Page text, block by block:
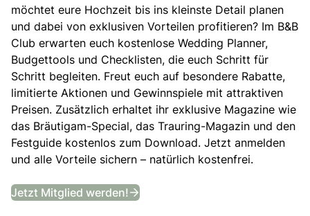
möchtet eure Hochzeit bis ins kleinste Detail planen
und dabei von exklusiven Vorteilen profitieren? Im B&B
Club erwarten euch kostenlose Wedding Planner,
Budgettools und Checklisten, die euch Schritt für
Schritt begleiten. Freut euch auf besondere Rabatte,
limitierte Aktionen und Gewinnspiele mit attraktiven
Preisen. Zusätzlich erhaltet ihr exklusive Magazine wie
das Bräutigam-Special, das Trauring-Magazin und den
Festguide kostenlos zum Download. Jetzt anmelden
und alle Vorteile sichern – natürlich kostenfrei.
Jetzt Mitglied werden! B&B Club